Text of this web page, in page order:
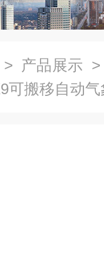
> 产品展示
可搬移自动气